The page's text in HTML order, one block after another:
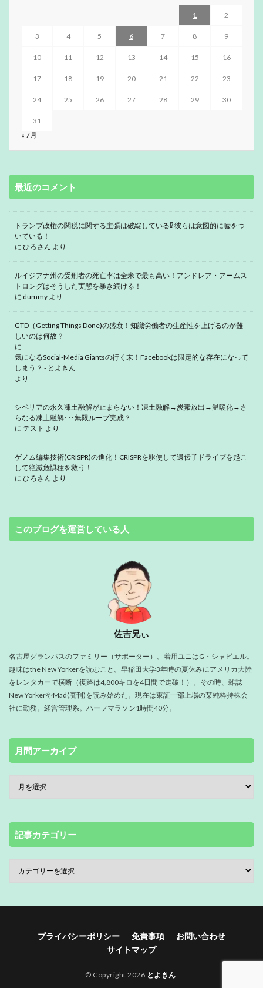
1 2
3 4 5 6 7 8 9
10 11 12 13 14 15 16
17 18 19 20 21 22 23
24 25 26 27 28 29 30
31
« 7月
最近のコメント
トランプ政権の関税に関する主張は破綻している⁉ 彼らは意図的に嘘をつ
いている！
に ひろさん より
ルイジアナ州の受刑者の死亡率は全米で最も高い！アンドレア・アームス
トロングはそうした実態を暴き続ける！
に dummy より
GTD（Getting Things Done)の盛衰！知識労働者の生産性を上げるのが難
しいのは何故？
に
気になるSocial-Media Giantsの行く末！Facebookは限定的な存在になって
しまう？ - とよきん
より
シベリアの永久凍土融解が止まらない！凍土融解→炭素放出→温暖化→さ
らなる凍土融解･･･無限ループ完成？
に テスト より
ゲノム編集技術(CRISPR)の進化！CRISPRを駆使して遺伝子ドライブを起こ
して絶滅危惧種を救う！
に ひろさん より
このブログを運営している人
佐吉兄ぃ
名古屋グランパスのファミリー（サポーター）。着用ユニはG・シャビエル。
趣味はthe New Yorkerを読むこと。早稲田大学3年時の夏休みにアメリカ大陸
をレンタカーで横断（復路は4,800キロを4日間で走破！）。その時、雑誌
New YorkerやMad(廃刊)を読み始めた。現在は東証一部上場の某純粋持株会
社に勤務。経営管理系。ハーフマラソン1時間40分。
月間アーカイブ
記事カテゴリー
プライバシーポリシー 免責事項
お問い合わせ
サイトマップ
© Copyright 2026 とよきん.